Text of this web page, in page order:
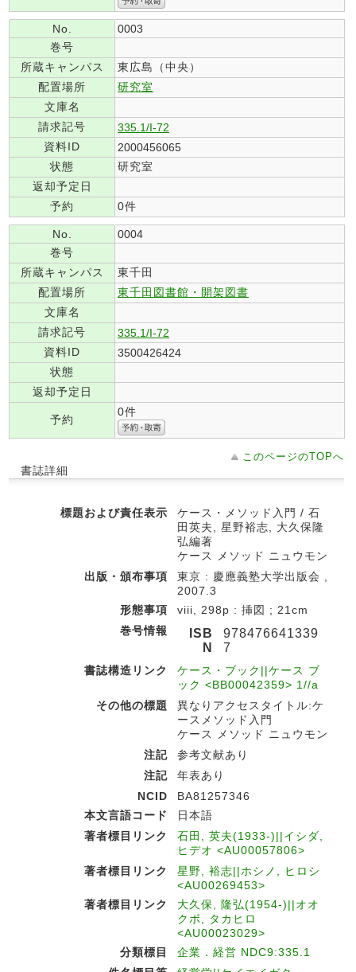
No.
0003
巻号
所蔵キャンパス
東広島（中央）
配置場所
研究室
文庫名
請求記号
335.1/I-72
資料ID
2000456065
状態
研究室
返却予定日
予約
0件
No.
0004
巻号
所蔵キャンパス
東千田
配置場所
東千田図書館・開架図書
文庫名
請求記号
335.1/I-72
資料ID
3500426424
状態
返却予定日
予約
0件
このページのTOPへ
書誌詳細
標題および責任表示
ケース・メソッド入門 / 石
田英夫, 星野裕志, 大久保隆
弘編著
ケース メソッド ニュウモン
出版・頒布事項
東京 : 慶應義塾大学出版会 ,
2007.3
形態事項
viii, 298p : 挿図 ; 21cm
巻号情報
ISB
N
978476641339
7
書誌構造リンク
ケース・ブック||ケース ブ
ック <BB00042359> 1//a
その他の標題
異なりアクセスタイトル:ケ
ースメソッド入門
ケース メソッド ニュウモン
注記
参考文献あり
注記
年表あり
NCID
BA81257346
本文言語コード
日本語
著者標目リンク
石田, 英夫(1933-)||イシダ,
ヒデオ <AU00057806>
著者標目リンク
星野, 裕志||ホシノ, ヒロシ
<AU00269453>
著者標目リンク
大久保, 隆弘(1954-)||オオ
クボ, タカヒロ
<AU00023029>
分類標目
企業．経営 NDC9:335.1